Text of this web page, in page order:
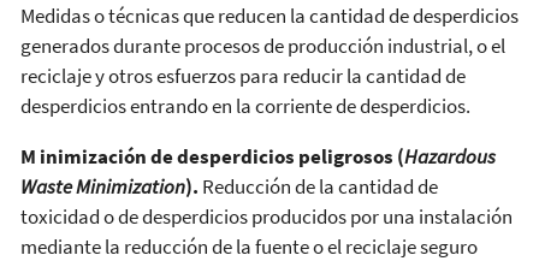
Medidas o técnicas que reducen la cantidad de desperdicios
generados durante procesos de producción industrial, o el
reciclaje y otros esfuerzos para reducir la cantidad de
desperdicios entrando en la corriente de desperdicios.
M inimización de desperdicios peligrosos (Hazardous
Waste Minimization). Reducción de la cantidad de
toxicidad o de desperdicios producidos por una instalación
mediante la reducción de la fuente o el reciclaje seguro